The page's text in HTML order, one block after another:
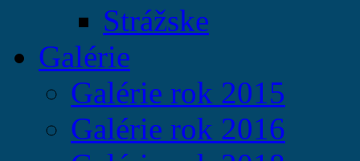
Strážske
Galérie
Galérie rok 2015
Galérie rok 2016